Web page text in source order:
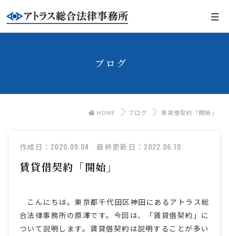
ブログ
HOME ブログ 賃貸借契約「開始」
作成日： 2020.09.04 最終更新日： 2022.06.10
賃貸借契約「開始」
こんにちは。東京都千代田区神田にあるアトラス総
合法律事務所の原澤です。今回は、「賃貸借契約」に
ついて説明します。賃貸借契約は説明することが多い